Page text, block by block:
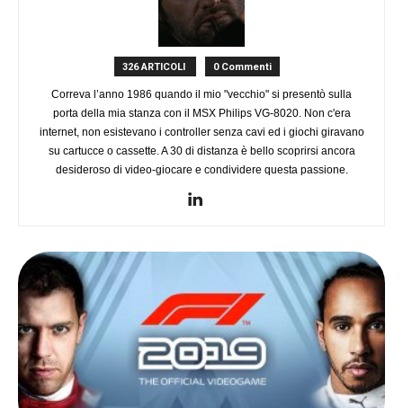
326 ARTICOLI 0 Commenti
Correva l’anno 1986 quando il mio "vecchio" si presentò sulla
porta della mia stanza con il MSX Philips VG-8020. Non c'era
internet, non esistevano i controller senza cavi ed i giochi giravano
su cartucce o cassette. A 30 di distanza è bello scoprirsi ancora
desideroso di video-giocare e condividere questa passione.